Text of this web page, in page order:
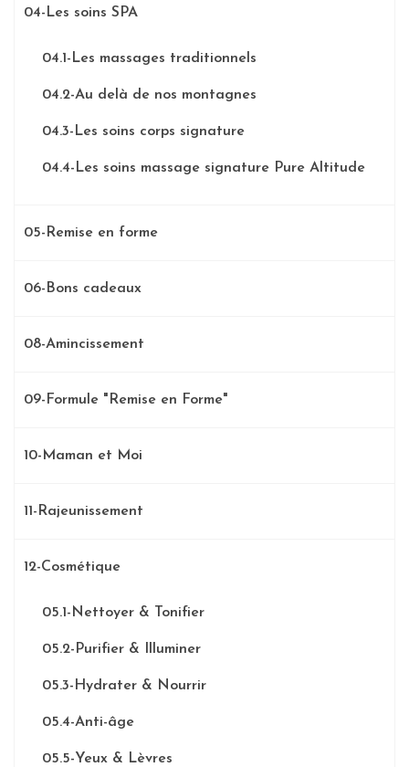
04-Les soins SPA
04.1-Les massages traditionnels
04.2-Au delà de nos montagnes
04.3-Les soins corps signature
04.4-Les soins massage signature Pure Altitude
05-Remise en forme
06-Bons cadeaux
08-Amincissement
09-Formule "Remise en Forme"
10-Maman et Moi
11-Rajeunissement
12-Cosmétique
05.1-Nettoyer & Tonifier
05.2-Purifier & Illuminer
05.3-Hydrater & Nourrir
05.4-Anti-âge
05.5-Yeux & Lèvres